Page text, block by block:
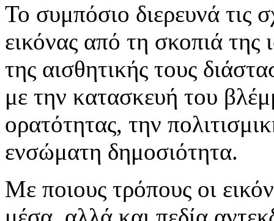
Το συμπόσιο διερευνά τις
εικόνας από τη σκοπιά της
της αισθητικής τους
με την κατασκευή του
ορατότητας, την
ενσώματη δημοσιότητα.
Με ποιους τρόπους οι